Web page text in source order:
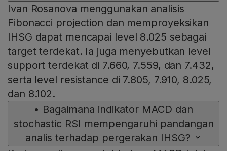
Ivan Rosanova menggunakan analisis
Fibonacci projection dan memproyeksikan
IHSG dapat mencapai level 8.025 sebagai
target terdekat. Ia juga menyebutkan level
support terdekat di 7.660, 7.559, dan 7.432,
serta level resistance di 7.805, 7.910, 8.025,
dan 8.102.
• Bagaimana indikator MACD dan
stochastic RSI mempengaruhi pandangan
analis terhadap pergerakan IHSG?